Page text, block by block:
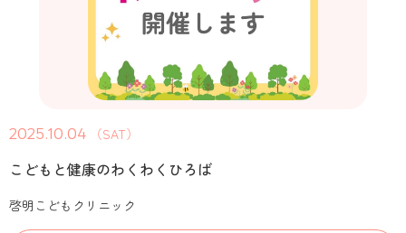
2025.10.04 （SAT）
こどもと健康のわくわくひろば
啓明こどもクリニック